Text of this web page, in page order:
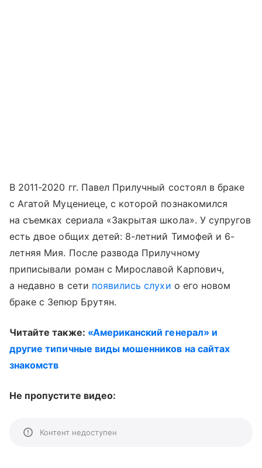
В 2011-2020 гг. Павел Прилучный состоял в браке
с Агатой Муцениеце, с которой познакомился
на съемках сериала «Закрытая школа». У супругов
есть двое общих детей: 8-летний Тимофей и 6-
летняя Мия. После развода Прилучному
приписывали роман с Мирославой Карпович,
а недавно в сети появились слухи о его новом
браке с Зепюр Брутян.
Читайте также: «Американский генерал» и
другие типичные виды мошенников на сайтах
знакомств
Не пропустите видео:
Контент недоступен